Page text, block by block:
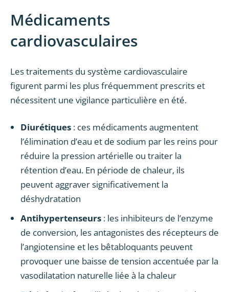
Médicaments
cardiovasculaires
Les traitements du système cardiovasculaire
figurent parmi les plus fréquemment prescrits et
nécessitent une vigilance particulière en été.
Diurétiques : ces médicaments augmentent
l’élimination d’eau et de sodium par les reins pour
réduire la pression artérielle ou traiter la
rétention d’eau. En période de chaleur, ils
peuvent aggraver significativement la
déshydratation
Antihypertenseurs : les inhibiteurs de l’enzyme
de conversion, les antagonistes des récepteurs de
l’angiotensine et les bêtabloquants peuvent
provoquer une baisse de tension accentuée par la
vasodilatation naturelle liée à la chaleur